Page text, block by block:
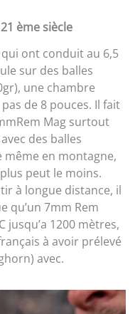
ème siècle
ont conduit au 6,5
sur des balles
une chambre
de 8 pouces. Il fait
Mag surtout
des balles
même en montagne,
peut le moins.
à longue distance, il
qu’un 7mm Rem
jusqu’a 1200 mètres,
à avoir prélevé
avec.